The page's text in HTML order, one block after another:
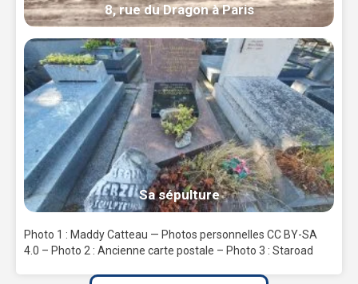
8, rue du Dragon à Paris
Sa sépulture
Photo 1 : Maddy Catteau — Photos personnelles CC BY-SA
4.0 – Photo 2 : Ancienne carte postale – Photo 3 : Staroad